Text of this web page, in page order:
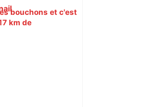
bouchons et c'est
km de